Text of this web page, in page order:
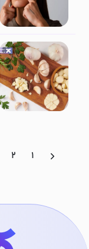
۱ ۲